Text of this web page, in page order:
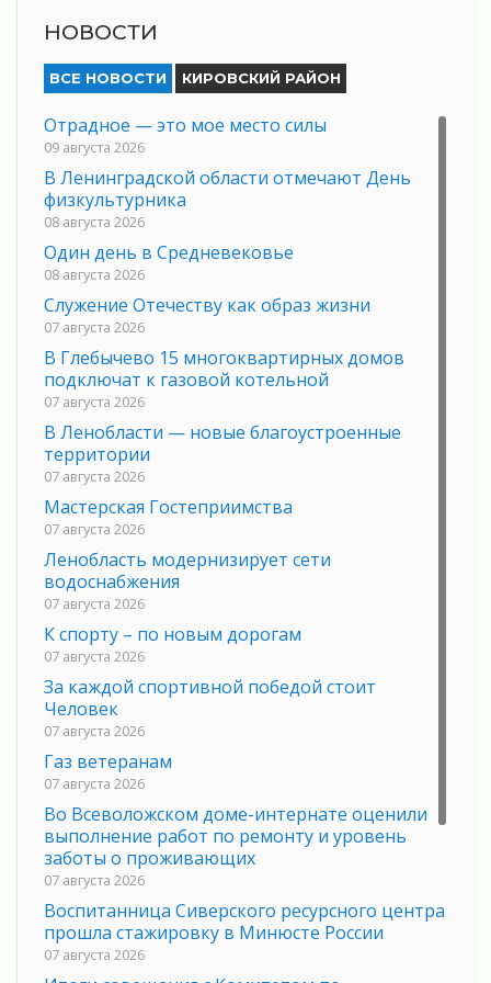
НОВОСТИ
ВСЕ НОВОСТИ КИРОВСКИЙ РАЙОН
Отрадное — это мое место силы
09 августа 2026
В Ленинградской области отмечают День
физкультурника
08 августа 2026
Один день в Средневековье
08 августа 2026
Служение Отечеству как образ жизни
07 августа 2026
В Глебычево 15 многоквартирных домов
подключат к газовой котельной
07 августа 2026
В Ленобласти — новые благоустроенные
территории
07 августа 2026
Мастерская Гостеприимства
07 августа 2026
Ленобласть модернизирует сети
водоснабжения
07 августа 2026
К спорту – по новым дорогам
07 августа 2026
За каждой спортивной победой стоит
Человек
07 августа 2026
Газ ветеранам
07 августа 2026
Во Всеволожском доме-интернате оценили
выполнение работ по ремонту и уровень
заботы о проживающих
07 августа 2026
Воспитанница Сиверского ресурсного центра
прошла стажировку в Минюсте России
07 августа 2026